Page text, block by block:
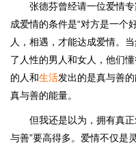
张德芬曾经请一位爱情
成爱情的条件是“对方是一个
人，相遇，才能达成爱情。
了人性的男人和女人，他们
的人和生活发出的是真与善
真与善的能量。
但我还是以为，拥有真
与善”要高得多。爱情不仅是